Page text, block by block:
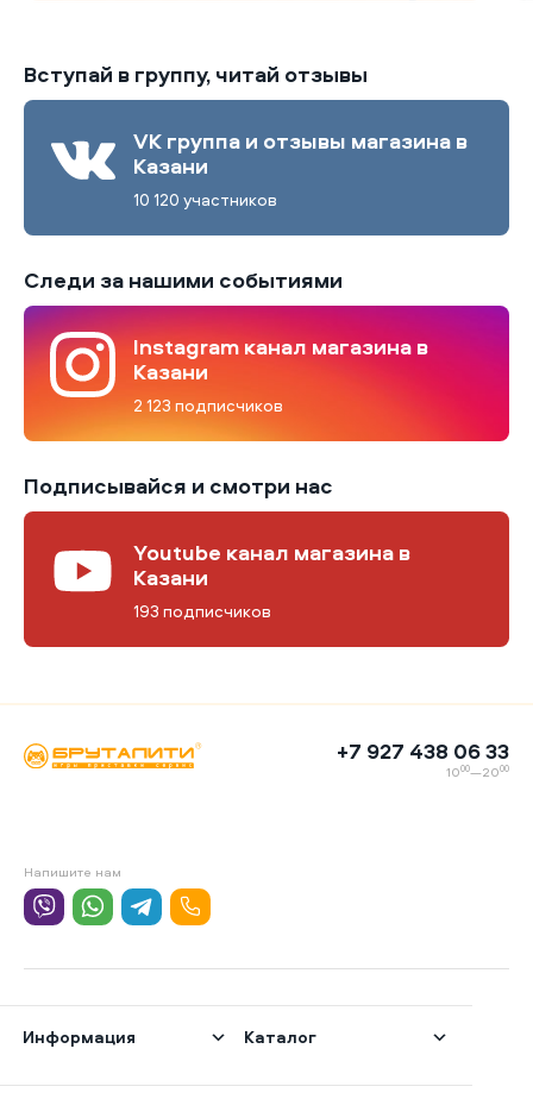
Вступай в группу, читай отзывы
VK группа и отзывы магазина в
Казани
10 120 участников
Следи за нашими событиями
Instagram канал магазина в
Казани
2 123 подписчиков
Подписывайся и смотри нас
Youtube канал магазина в
Казани
193 подписчиков
Информация Каталог
+7 927 438 06 33
1000—2000
Напишите нам